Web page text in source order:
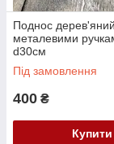
Поднос
металевими
d30см
Під замовлення
400 ₴
Купити